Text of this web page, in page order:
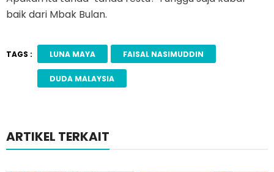
baik dari Mbak Bulan.
TAGS : LUNA MAYA FAISAL NASIMUDDIN
DUDA MALAYSIA
ARTIKEL TERKAIT